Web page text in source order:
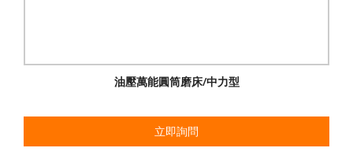
油壓萬能圓筒磨床/中力型
立即詢問